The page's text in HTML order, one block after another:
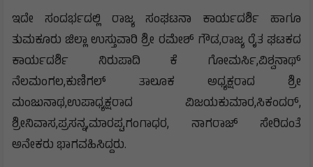
ಇದೇ ಸಂದರ್ಭದಲ್ಲಿ ರಾಜ್ಯ ಸಂಘಟನಾ ಕಾರ್ಯದರ್ಶಿ ಹಾಗೂ
ತುಮಕೂರು ಜಿಲ್ಲಾ ಉಸ್ತುವಾರಿ ಶ್ರೀ ರಮೇಶ್ ಗೌಡ,ರಾಜ್ಯ ರೈತ ಘಟಕದ
ಕಾರ್ಯದರ್ಶಿ ನಿರುಪಾದಿ ಕೆ ಗೋಮರ್ಸಿ,ವಿಶ್ವನಾಥ್
ನೆಲಮಂಗಲ,ಕುಣಿಗಲ್ ತಾಲೂಕ ಅಧ್ಯಕ್ಷರಾದ ಶ್ರೀ
ಮಂಜುನಾಥ,ಉಪಾಧ್ಯಕ್ಷರಾದ ವಿಜಯಕುಮಾರ,ಸಿಕಂದರ್,
ಶ್ರೀನಿವಾಸ,ಪ್ರಸನ್ನ,ಮಾರಪ್ಪ,ಗಂಗಾಧರ, ನಾಗರಾಜ್ ಸೇರಿದಂತೆ
ಅನೇಕರು ಭಾಗವಹಿಸಿದ್ದರು.